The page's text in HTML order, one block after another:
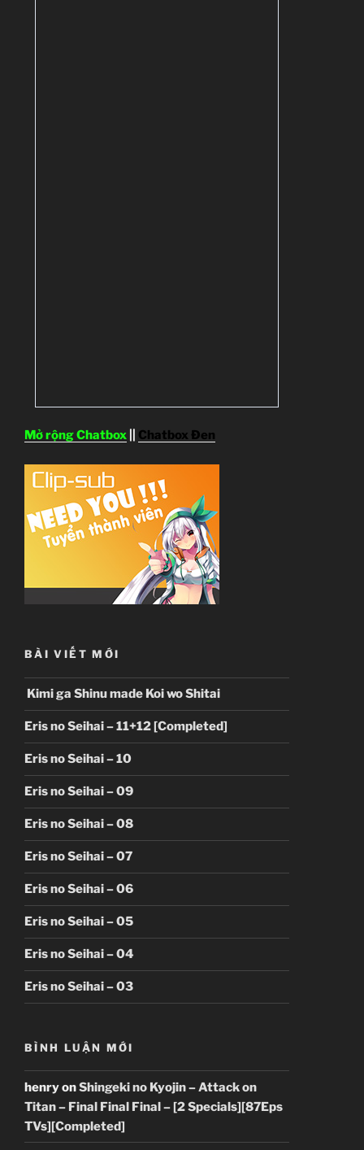
Mở rộng Chatbox Chatbox Đen
BÀI VIẾT MỚI
Kimi ga Shinu made Koi wo Shitai
Eris no Seihai – 11+12 [Completed]
Eris no Seihai – 10
Eris no Seihai – 09
Eris no Seihai – 08
Eris no Seihai – 07
Eris no Seihai – 06
Eris no Seihai – 05
Eris no Seihai – 04
Eris no Seihai – 03
BÌNH LUẬN MỚI
henryonShingeki no Kyojin – Attack on
Titan – Final Final Final – [2 Specials][87Eps
TVs][Completed]